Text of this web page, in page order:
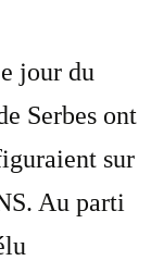
jour du
Serbes ont
sur
Au parti